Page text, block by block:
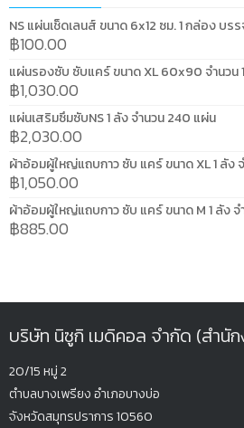
NS แผ่นเช็ดเลนส์ ขนาด 6x12 ซม. 1 กล่อง บร
฿100.00
แผ่นรองซับ ซับแคร์ ขนาด XL 60x90 จำนวน
฿1,030.00
แผ่นเสริมซึมซับNS 1 ลัง จำนวน 240 แผ่น
฿2,030.00
ผ้าอ้อมผู้ใหญ่แถบกาว ซับ แคร์ ขนาด XL 1 ลัง
฿1,050.00
ผ้าอ้อมผู้ใหญ่แถบกาว ซับ แคร์ ขนาด M 1 ลัง
฿885.00
บริษัท นิซูกิ เมดิคอล จำกัด (สำนั
20/15 หมู่ 2
ตำบลบางเพรียงอำเภอบางบ่อ
จังหวัดสมุทรปราการ 10560